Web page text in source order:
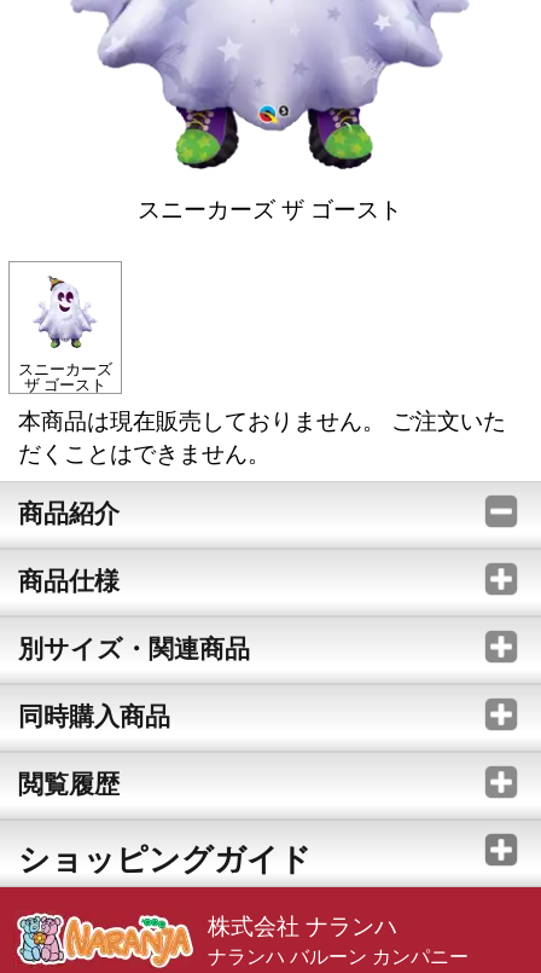
スニーカーズ ザ ゴースト
スニーカーズ
ザ ゴースト
本商品は現在販売しておりません。 ご注文いた
だくことはできません。
商品紹介
商品仕様
別サイズ・関連商品
同時購入商品
閲覧履歴
ショッピングガイド
株式会社 ナランハ
ナランハ バルーン カンパニー